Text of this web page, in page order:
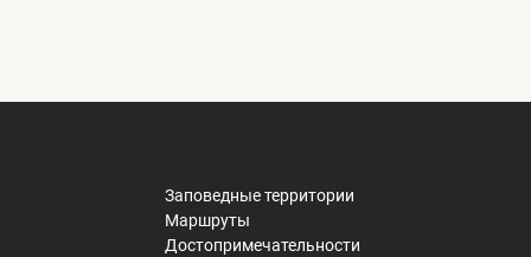
Заповедные территории
Маршруты
Достопримечательности